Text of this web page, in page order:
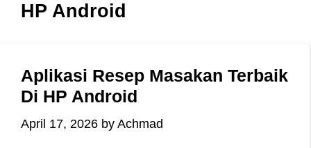
HP Android
Aplikasi Resep Masakan Terbaik
Di HP Android
April 17, 2026 by Achmad